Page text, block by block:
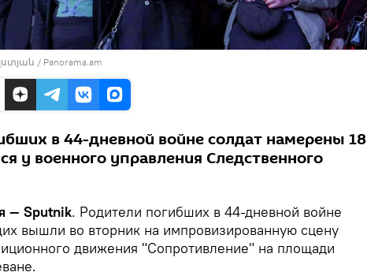
/ Panorama.am
в 44-дневной войне солдат намерены 18
у военного управления Следственного
— Sputnik. Родители погибших в 44-дневной войне
вышли во вторник на импровизированную сцену
движения "Сопротивление" на площади